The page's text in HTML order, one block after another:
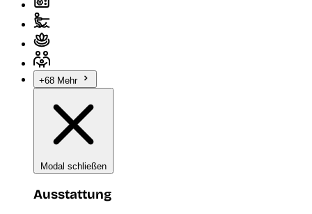
+68 Mehr
Modal schließen
Ausstattung